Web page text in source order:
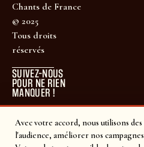
Avec votre accord, nous utilisons
l'audience, améliorer nos
Chants de France
© 2025
Tous droits
réservés
SUIVEZ-NOUS
POUR NE RIEN
MANQUER !